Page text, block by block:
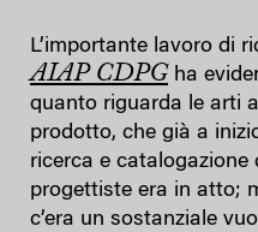
L’importante lavoro di
AIAP CDPG ha
quanto riguarda le arti
prodotto, che già a
ricerca e catalogazione
progettiste era in atto;
c’era un sostanziale